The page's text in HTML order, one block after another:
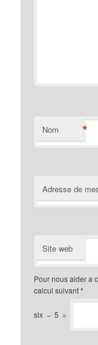
Nom *
Adresse de
Site web
Pour nous aider a
calcul suivant*
six − 5 =